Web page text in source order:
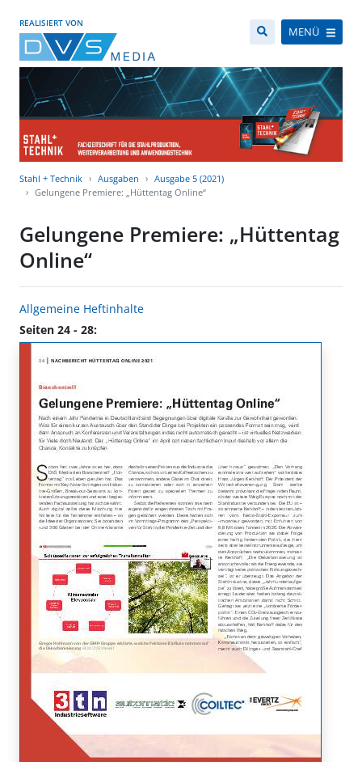
REALISIERT VON
MENÜ
Stahl + Technik Ausgaben
Ausgabe 5 (2021)
Gelungene Premiere: „Hüttentag Online“
Gelungene Premiere: „Hüttentag
Online“
Allgemeine Heftinhalte
Seiten 24 - 28: